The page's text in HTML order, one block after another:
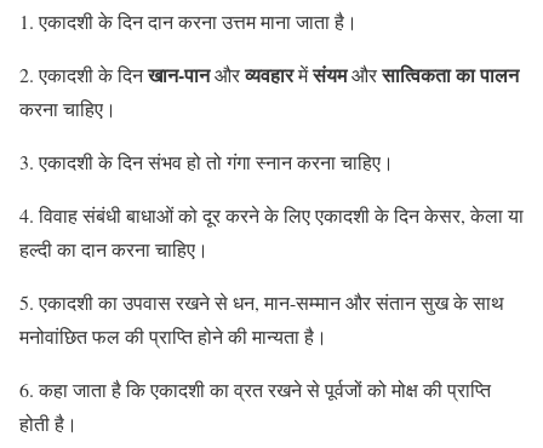
1. एकादशी के दिन दान करना उत्तम माना जाता है।
2. एकादशी के दिनखान-पानऔरव्यवहारमेंसंयमऔरसात्विकता का पालन
करना चाहिए।
3. एकादशी के दिन संभव हो तो गंगा स्नान करना चाहिए।
4. विवाह संबंधी बाधाओं को दूर करने के लिए एकादशी के दिन केसर, केला या
हल्दी का दान करना चाहिए।
5. एकादशी का उपवास रखने से धन, मान-सम्मान और संतान सुख के साथ
मनोवांछित फल की प्राप्ति होने की मान्यता है।
6. कहा जाता है कि एकादशी का व्रत रखने से पूर्वजों को मोक्ष की प्राप्ति
होती है।